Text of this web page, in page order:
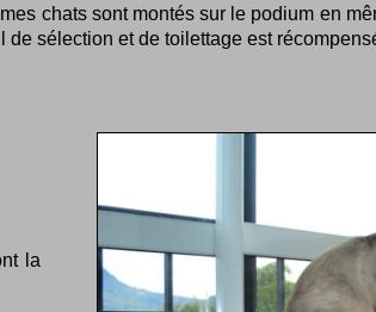
chats sont montés sur le podium en
de sélection et de toilettage est
la